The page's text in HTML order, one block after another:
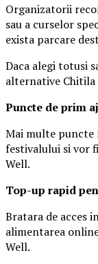
Organizatorii
sau a curselor
exista parcare
Daca alegi totusi
alternative Chitila
Puncte de prim
Mai multe
festivalului si vor
Well.
Top-up rapid
Bratara de acces
alimentarea
Well.